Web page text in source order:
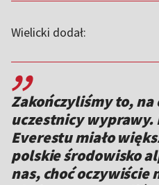
Wielicki dodał:
,,
Zakończyliśmy to, na
uczestnicy wyprawy.
Everestu miało
polskie środowisko
nas, choć oczywiście